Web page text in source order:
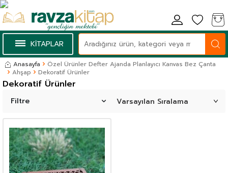
KİTAPLAR
Anasayfa
Özel Ürünler Defter Ajanda Planlayıcı Kanvas Bez Çanta
Ahşap
Dekoratif Ürünler
Dekoratif Ürünler
Filtre